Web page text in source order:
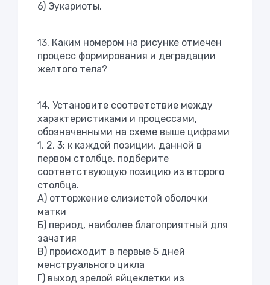
6) Эукариоты.
13. Каким номером на рисунке отмечен
процесс формирования и деградации
желтого тела?
14. Установите соответствие между
характеристиками и процессами,
обозначенными на схеме выше цифрами
1, 2, 3: к каждой позиции, данной в
первом столбце, подберите
соответствующую позицию из второго
столбца.
А) отторжение слизистой оболочки
матки
Б) период, наиболее благоприятный для
зачатия
В) происходит в первые 5 дней
менструального цикла
Г) выход зрелой яйцеклетки из